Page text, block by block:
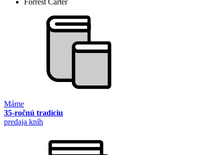
Forrest Carter
Máme
35-ročnú tradíciu
predaja kníh